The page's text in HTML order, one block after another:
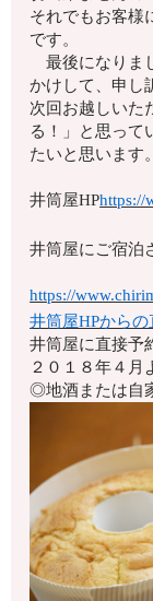
それでもお客様
です。
最後になりま
かけして、申し
次回お越しいた
る！」と思って
たいと思います。
井筒屋HPhttps://
井筒屋にご宿泊
https://
井筒屋HPから
井筒屋に直接予
２０１８年４月
◎地酒または自